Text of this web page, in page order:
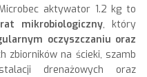
aktywator 1.2 kg to
mikrobiologiczny, który
oczyszczaniu oraz
zbiorników na ścieki, szamb
drenażowych oraz